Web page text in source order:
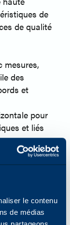
le contenu
de médias
de
de qualité
mesures,
des
et
pour
et liés
des
un
d'essai
final